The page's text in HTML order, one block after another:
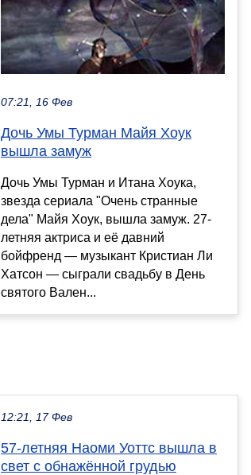
07:21, 16 Фев
Дочь Умы Турман Майя Хоук
вышла замуж
Дочь Умы Турман и Итана Хоука,
звезда сериала "Очень странные
дела" Майя Хоук, вышла замуж. 27-
летняя актриса и её давний
бойфренд — музыкант Кристиан Ли
Хатсон — сыграли свадьбу в День
святого Вален...
12:21, 17 Фев
57-летняя Наоми Уоттс вышла в
свет с обнажённой грудью